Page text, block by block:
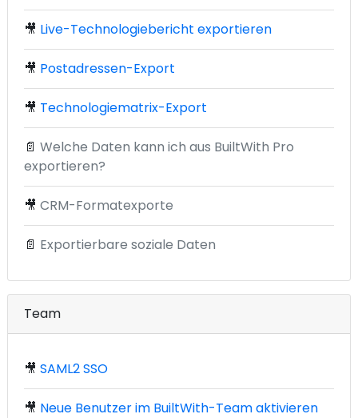
🎥 Live-Technologiebericht exportieren
🎥 Postadressen-Export
🎥 Technologiematrix-Export
📄 Welche Daten kann ich aus BuiltWith Pro
exportieren?
🎥 CRM-Formatexporte
📄 Exportierbare soziale Daten
Team
🎥 SAML2 SSO
🎥 Neue Benutzer im BuiltWith-Team aktivieren